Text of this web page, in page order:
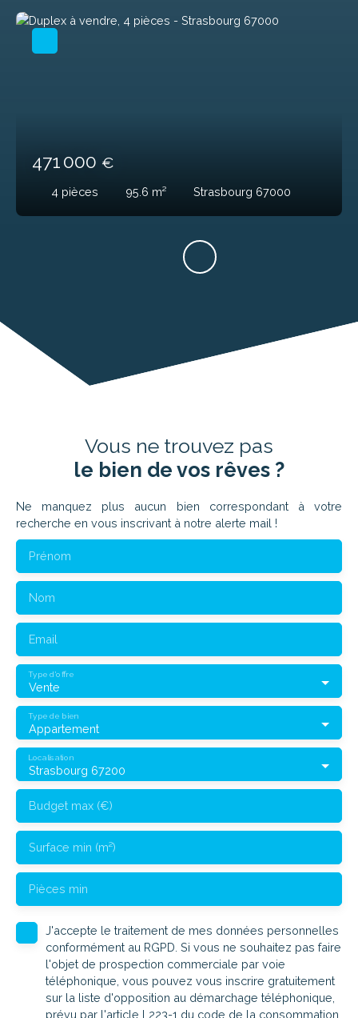
471 000 €
4 pièces 95.6 m² Strasbourg 67000
Vous ne trouvez pas
le bien de vos rêves ?
Ne manquez plus aucun bien correspondant à votre
recherche en vous inscrivant à notre alerte mail !
Prénom
Nom
Email
Vente
Type d'offre
Appartement
Type de bien
Strasbourg 67200
Localisation
Budget max (€)
Surface min (m²)
Pièces min
J'accepte le traitement de mes données personnelles
conformément au RGPD. Si vous ne souhaitez pas faire
l'objet de prospection commerciale par voie
téléphonique, vous pouvez vous inscrire gratuitement
sur la liste d'opposition au démarchage téléphonique,
prévu par l'article L223-1 du code de la consommation,